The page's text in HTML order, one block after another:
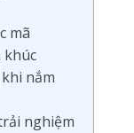
mã
khúc
nắm
nghiệm